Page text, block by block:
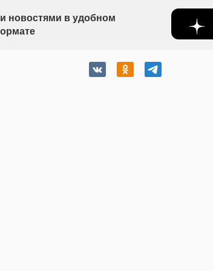
новостями в удобном